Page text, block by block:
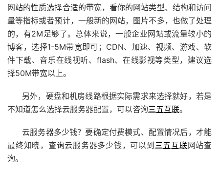
网站的性质选择合适的带宽，看你的网站类型、结构和访问
量等指标或者预计，一般新的网站，图片不多，也做了处理
的，有2M足够了。总体来说，一般企业网站或流量较小的
博客，选择1-5M带宽即可；CDN、加速、视频、游戏、软
件下载、音乐在线视听、flash、在线影视等类型，建议选
择50M带宽以上。
另外，硬盘和机房线路根据实际需求来选择就好，若是
不知道怎么选择云服务器配置，可以咨询三五互联。
云服务器多少钱？要确定付费模式、配置情况后，才能
最终知晓，查询云服务器多少钱，可以到 三五互联网站查
询。